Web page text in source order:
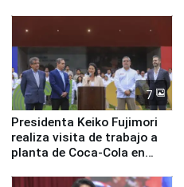
7
Presidenta Keiko Fujimori
realiza visita de trabajo a
planta de Coca-Cola en